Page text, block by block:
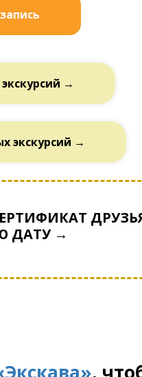
→
экскурсий →
ДАТУ →